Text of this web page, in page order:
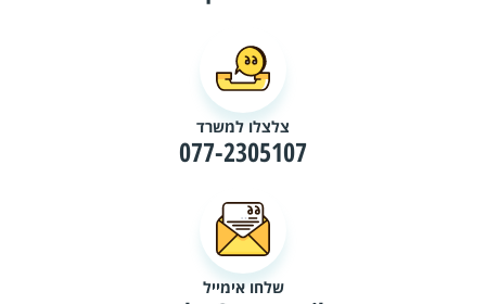
צלצלו למשרד
077-2305107
שלחו אימייל